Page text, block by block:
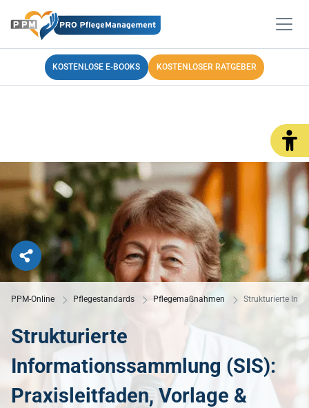
KOSTENLOSE E-BOOKS KOSTENLOSER RATGEBER
PPM-Online Pflegestandards Pflegemaßnahmen Strukturierte
Strukturierte
Informationssammlung (SIS):
Praxisleitfaden, Vorlage &